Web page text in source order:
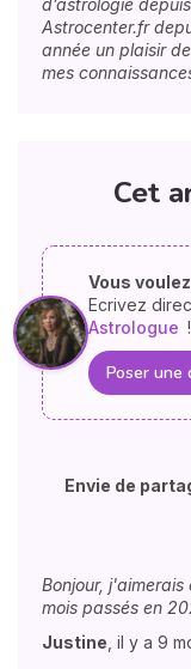
d’astrologie
Astrocenter.fr
année un plaisir
mes
Cet
Vous
Ecrivez
Astrologue !
Poser une
Envie de
Bonjour,
mois passés en
Justine il y a 9